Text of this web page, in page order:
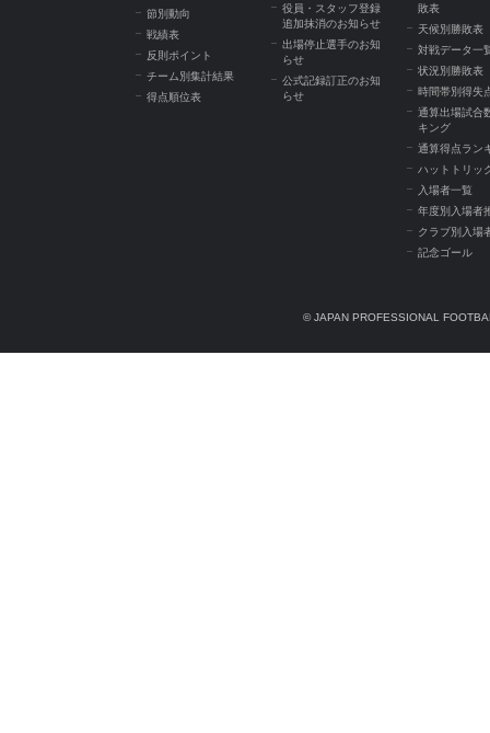
節別動向
戦績表
反則ポイント
チーム別集計結果
得点順位表
役員・スタッフ登録
追加抹消のお知らせ
出場停止選手のお知
らせ
公式記録訂正のお知
らせ
敗表
天候別勝敗表
対戦データ一
状況別勝敗表
時間帯別得失
通算出場試合
キング
通算得点ラン
ハットトリッ
入場者一覧
年度別入場者
クラブ別入場
記念ゴール
© JAPAN PROFESSIONAL